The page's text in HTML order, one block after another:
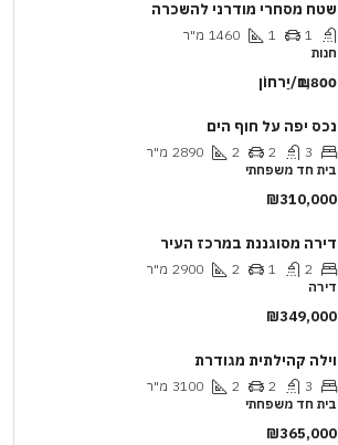
שטח מסחרי מודרני להשכרה
1
1
1460 מ"ר
חנות
₪1,800/יַרחוֹן
נכס יפה על חוף הים
3
2
2
2890 מ"ר
בית חד משפחתי
₪310,000
דירה מסוגננת במרכז העיר
2
1
2
2900 מ"ר
דירה
₪349,000
וילה קהילתית מגודרת
3
2
2
3100 מ"ר
בית חד משפחתי
₪365,000